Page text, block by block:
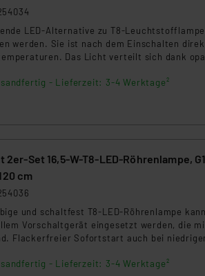
Standards eingestuft wird. So besteht
verarbeiten, ohne dass
diesen Dienstleistern stützt sich auf die
LED-Alternative zu T8-
werden. Sie ist nach dem Einschalten
Das Licht verteilt sich dank
- Lieferzeit: 3-4 Werktage²
2er-Set 16,5-W-T8-LED-Röhrenlampe,
cm
und schaltfest T8-LED-Röhrenlampe
Vorschaltgerät eingesetzt werden, die
Flackerfreier Sofortstart auch bei
- Lieferzeit: 3-4 Werktage²